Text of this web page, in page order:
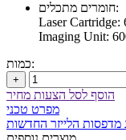
חומרים מתכלים:
Laser Cartridge:
Imaging Unit:
כמות:
+
הוסף לסל הצעות מחיר
מפרט טכני
מדפסות הלייזר החדשות